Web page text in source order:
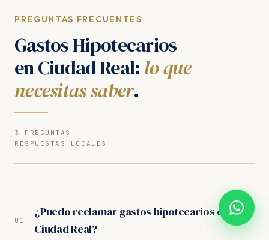
PREGUNTAS FRECUENTES
Gastos Hipotecarios
en Ciudad Real: lo que
necesitas saber.
3 PREGUNTAS
RESPUESTAS LOCALES
01
¿Puedo reclamar gastos hipotecarios en
Ciudad Real?
+